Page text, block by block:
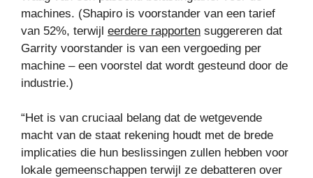
machines. (Shapiro is voorstander van een tarief
van 52%, terwijl eerdere rapporten suggereren dat
Garrity voorstander is van een vergoeding per
machine – een voorstel dat wordt gesteund door de
industrie.)
“Het is van cruciaal belang dat de wetgevende
macht van de staat rekening houdt met de brede
implicaties die hun beslissingen zullen hebben voor
lokale gemeenschappen terwijl ze debatteren over